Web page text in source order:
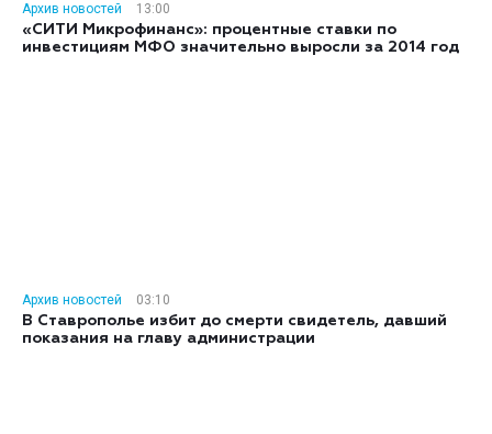
Архив новостей
13:00
«СИТИ Микрофинанс»: процентные ставки по
инвестициям МФО значительно выросли за 2014 год
Архив новостей
03:10
В Ставрополье избит до смерти свидетель, давший
показания на главу администрации